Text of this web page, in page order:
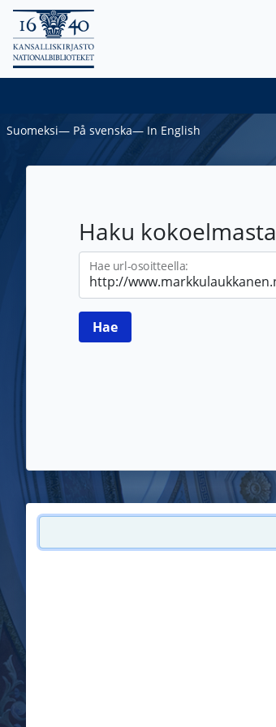
Suomeksi― På svenska― In English
Haku kokoelmasta
Hae url-osoitteella: